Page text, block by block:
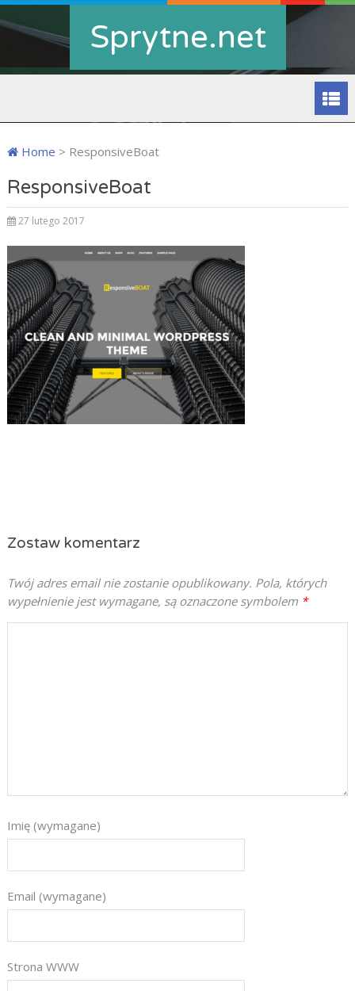
Sprytne.net
Home > ResponsiveBoat
ResponsiveBoat
27 lutego 2017
Zostaw komentarz
Twój adres email nie zostanie opublikowany. Pola, których
wypełnienie jest wymagane, są oznaczone symbolem *
Imię (wymagane)
Email (wymagane)
Strona WWW